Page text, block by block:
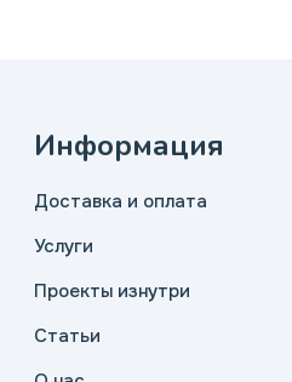
Информация
Доставка и оплата
Услуги
Проекты изнутри
Статьи